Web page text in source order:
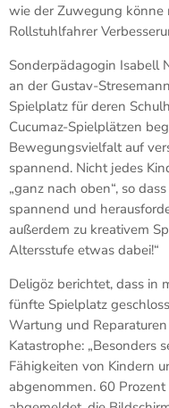
wie der Zuwegung könne
Rollstuhlfahrer
Sonderpädagogin Isabell
an der Gustav-
Spielplatz für deren
Cucumaz-Spielplätzen
Bewegungsvielfalt auf
spannend. Nicht jedes
„ganz nach oben“, so
spannend und
außerdem zu kreativem
Altersstufe etwas dabei!“
Deligöz berichtet, dass in
fünfte Spielplatz
Wartung und
Katastrophe: „Besonders
Fähigkeiten von Kindern
abgenommen. 60